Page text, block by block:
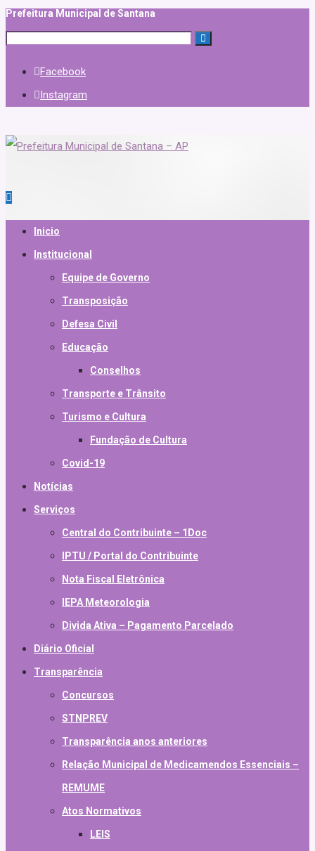
Prefeitura Municipal de Santana
Facebook
Instagram
Inicio
Institucional
Equipe de Governo
Transposição
Defesa Civil
Educação
Conselhos
Transporte e Trânsito
Turismo e Cultura
Fundação de Cultura
Covid-19
Notícias
Serviços
Central do Contribuinte – 1Doc
IPTU / Portal do Contribuinte
Nota Fiscal Eletrônica
IEPA Meteorologia
Divida Ativa – Pagamento Parcelado
Diário Oficial
Transparência
Concursos
STNPREV
Transparência anos anteriores
Relação Municipal de Medicamendos Essenciais –
REMUME
Atos Normativos
LEIS